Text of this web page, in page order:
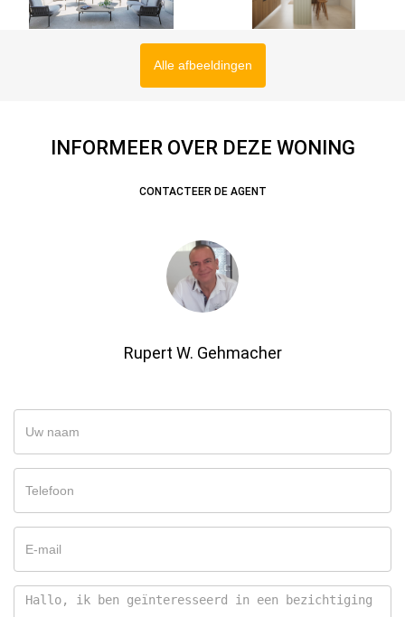
Alle afbeeldingen
INFORMEER OVER DEZE WONING
CONTACTEER DE AGENT
Rupert W. Gehmacher